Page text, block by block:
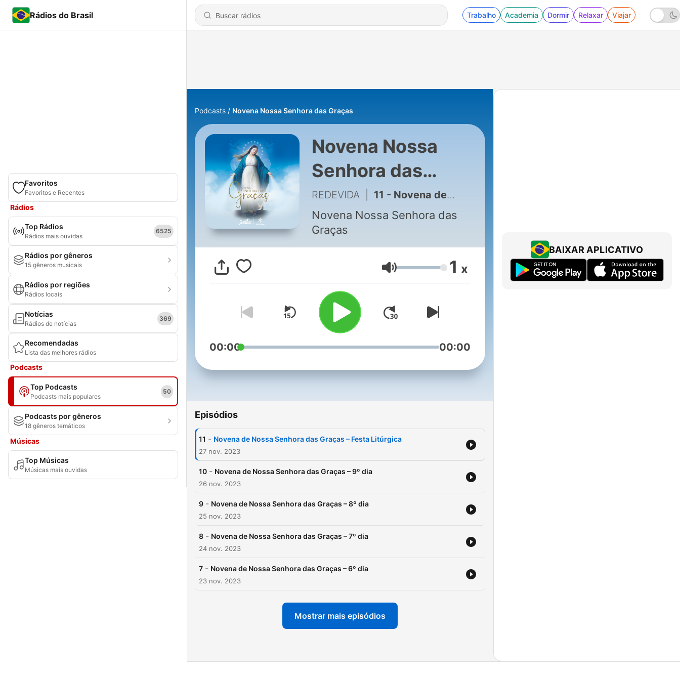
Rádios do Brasil Trabalho Academia Dormir Relaxar Viajar
Favoritos
Favoritos e Recentes
Rádios
Top Rádios
Rádios mais ouvidas
6525
Rádios por gêneros
15 gêneros musicais
Rádios por regiões
Rádios locais
Notícias
Rádios de notícias
369
Recomendadas
Lista das melhores rádios
Podcasts
Top Podcasts
Podcasts mais populares
50
Podcasts por gêneros
18 gêneros temáticos
Músicas
Top Músicas
Músicas mais ouvidas
Podcasts Novena Nossa Senhora das Graças
Novena Nossa
Senhora das
Graças de
REDEVIDA
REDEVIDA 11 - Novena de Nossa Senhora das Graças – Festa Litúrgica
Novena Nossa Senhora das
Graças
Volume 1 x
00:00 00:00
Episódios
11 - Novena de Nossa Senhora das Graças – Festa Litúrgica
27 nov. 2023
10 - Novena de Nossa Senhora das Graças – 9º dia
26 nov. 2023
9 - Novena de Nossa Senhora das Graças – 8º dia
25 nov. 2023
8 - Novena de Nossa Senhora das Graças – 7º dia
24 nov. 2023
7 - Novena de Nossa Senhora das Graças – 6º dia
23 nov. 2023
Mostrar mais episódios
BAIXAR APLICATIVO